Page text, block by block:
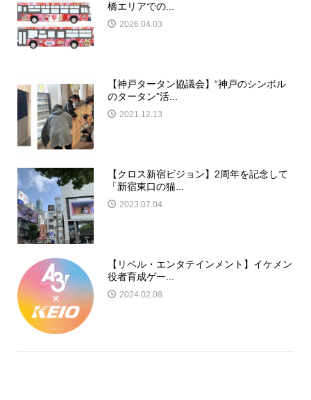
橋エリアでの...
2026.04.03
【神戸タータン協議会】“神戸のシンボル
のタータン”活...
2021.12.13
【クロス新宿ビジョン】2周年を記念して
「新宿東口の猫...
2023.07.04
【リベル・エンタテインメント】イケメン
役者育成ゲー...
2024.02.08